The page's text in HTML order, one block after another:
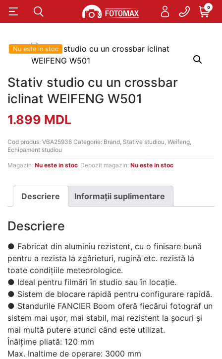
0
Nu este in stoc
Stativ studio cu un crossbar
iclinat WEIFENG W501
1.899 MDL
Cod produs: VBA25938 Categorie: Brand, Stative studiou, Weifeng,
Echipament studiou
Magazin: Nu este in stoc Depozit magazin: Nu este in stoc
Descriere Informații suplimentare
Descriere
● Fabricat din aluminiu rezistent, cu o finisare bună
pentru a rezista la zgârieturi, rugină etc. rezistă la
toate condițiile meteorologice.
● Ideal pentru filmări în studio sau în locație.
● Sistem de blocare rapidă pentru configurare rapidă.
● Standurile FANCIER Boom oferă fiecărui fotograf un
sistem mai ușor, mai stabil, mai rezistent la șocuri și
mai multă putere atunci când este utilizat.
Înălțime pliată: 120 mm
Max. Inaltime de operare: 3000 mm